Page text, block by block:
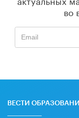
во
ВЕСТИ